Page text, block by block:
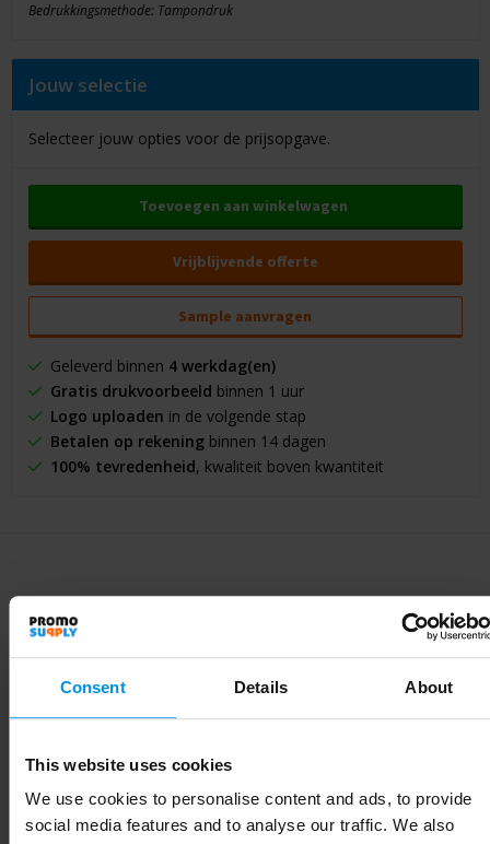
Consent Details About
This website uses cookies
We use cookies to personalise content and ads, to provide
social media features and to analyse our traffic. We also
Bedrukkingsmethode: Tampondruk
Jouw selectie
Selecteer jouw opties voor de prijsopgave.
Toevoegen aan winkelwagen
Vrijblijvende offerte
Sample aanvragen
Geleverd binnen 4 werkdag(en)
Gratis drukvoorbeeld binnen 1 uur
Logo uploaden in de volgende stap
Betalen op rekeningbinnen 14 dagen
100% tevredenheid, kwaliteit boven kwantiteit
Specificaties
Artikelnummer P438.1101